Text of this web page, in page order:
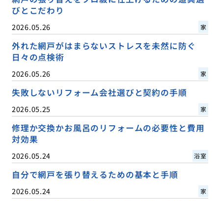
びとこだわり
2026.05.26 家
外れた網戸がはまらないストレスを未然に防ぐ
日々の点検術
2026.05.26 家
失敗しないリフォーム会社選びと契約の手順
2026.05.25 家
修理か交換かお風呂のリフォームの必要性と費用
対効果
2026.05.24 浴室
自分で網戸を張り替えるための基本と手順
2026.05.24 家